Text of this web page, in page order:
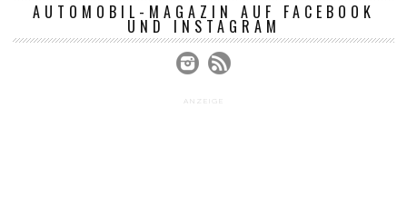
AUTOMOBIL-MAGAZIN AUF FACEBOOK
UND INSTAGRAM
ANZEIGE